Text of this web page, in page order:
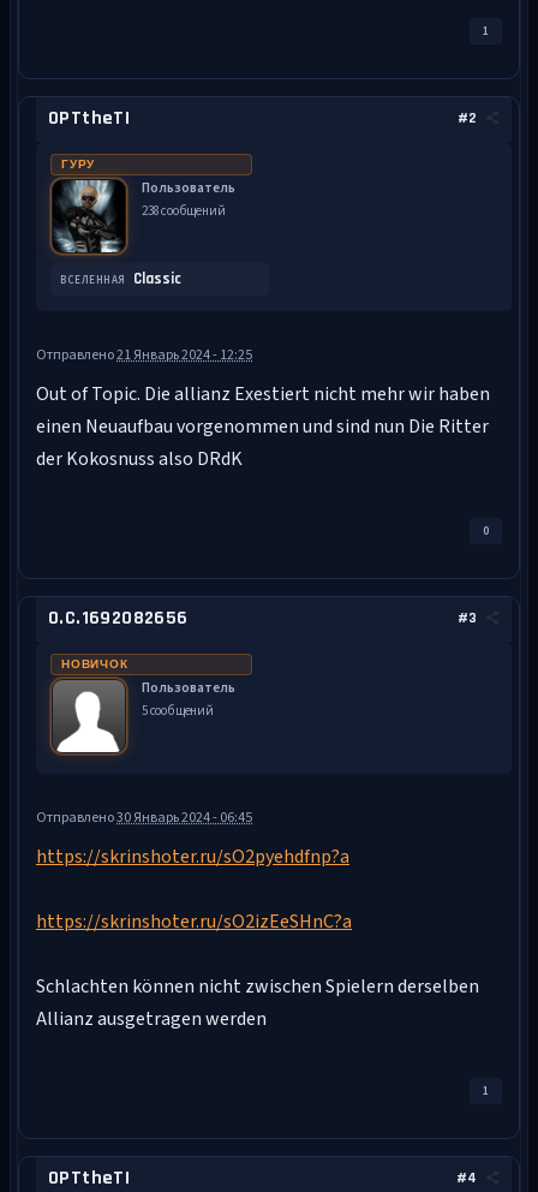
1
#2
OPTtheTI
ГУРУ
Пользователь
238 сообщений
ВСЕЛЕННАЯ Classic
Отправлено21 Январь 2024 - 12:25
Out of Topic. Die allianz Exestiert nicht mehr wir haben
einen Neuaufbau vorgenommen und sind nun Die Ritter
der Kokosnuss also DRdK
0
#3
O.C.1692082656
НОВИЧОК
Пользователь
5 сообщений
Отправлено30 Январь 2024 - 06:45
https://skrinshoter.ru/sO2pyehdfnp?a
https://skrinshoter.ru/sO2izEeSHnC?a
Schlachten können nicht zwischen Spielern derselben
Allianz ausgetragen werden
1
#4
OPTtheTI